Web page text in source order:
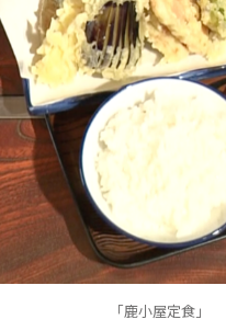
「鹿小屋定食」